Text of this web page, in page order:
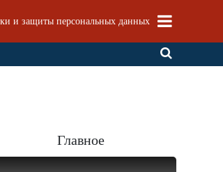
и защиты персональных данных
Главное